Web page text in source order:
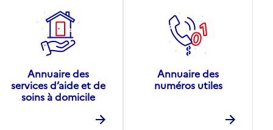
Annuaire des
services d’aide et de
soins à domicile
Annuaire des
numéros utiles